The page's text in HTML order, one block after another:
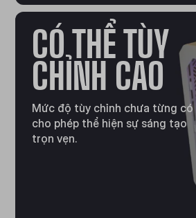
CÓ THỂ TÙY
CHỈNH CAO
Mức độ tùy chỉnh chưa từng có
cho phép thể hiện sự sáng tạo
trọn vẹn.